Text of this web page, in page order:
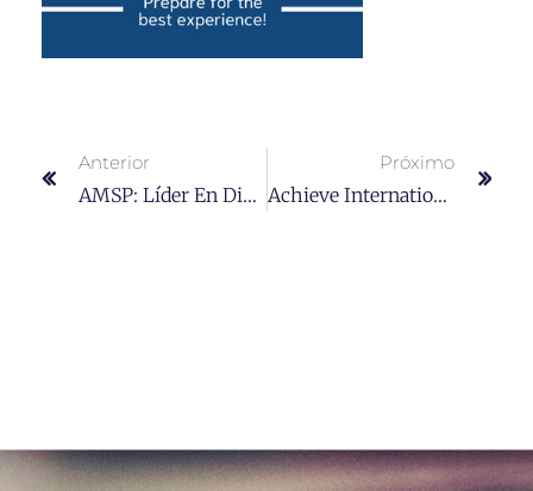
Anterior
AMSP: Líder En Diseño Profesional De Páginas Web En República Dominicana
Próximo
Achieve International Mobility With AMSP’s Work And Travel Visa Services